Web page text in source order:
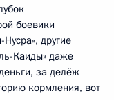
боевики
другие
Каиды» даже
за делёж
кормления, вот